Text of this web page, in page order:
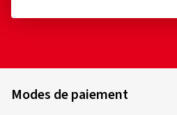
Modes de paiement